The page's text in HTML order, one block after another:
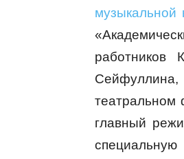
музыкальной
работников
театральном
главный